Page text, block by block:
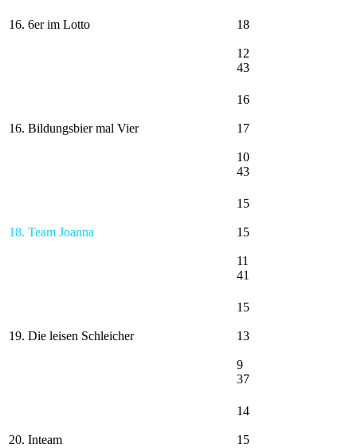
16. 6er im Lotto 18
12
43
16. Bildungsbier mal Vier
16
17
10
43
18. Team Joanna
15
15
11
41
19. Die leisen Schleicher
15
13
9
37
20. Inteam
14
15